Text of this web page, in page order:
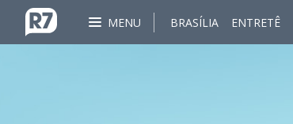
MENU BRASÍLIA ENTRETÊ